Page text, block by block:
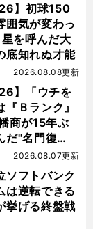
】初球150
囲気が変わっ
を呼んだ大
底知れぬ才能
】「ウチを
Ｂランク』
商が15年ぶ
だ"名門復
2026.08.08更新
ソフトバンク
は逆転できる
げる終盤戦
2026.08.07更新